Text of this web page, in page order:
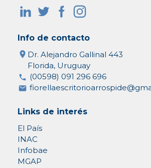
Info de contacto
Dr. Alejandro Gallinal 443
Florida, Uruguay
(00598) 091 296 696
Links de interés
El País
INAC
Infobae
MGAP